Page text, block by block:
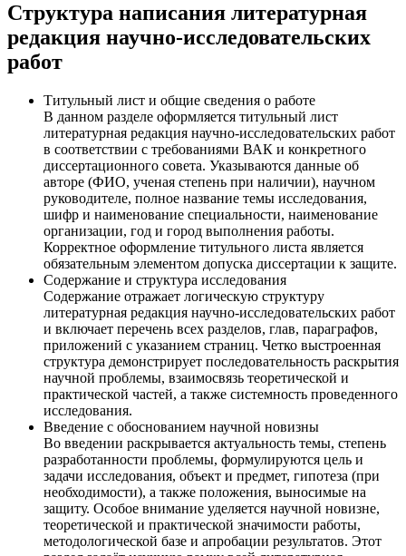
Структура написания литературная
редакция научно-исследовательских
работ
Титульный лист и общие сведения о работе
В данном разделе оформляется титульный лист
литературная редакция научно-исследовательских работ
в соответствии с требованиями ВАК и конкретного
диссертационного совета. Указываются данные об
авторе (ФИО, ученая степень при наличии), научном
руководителе, полное название темы исследования,
шифр и наименование специальности, наименование
организации, год и город выполнения работы.
Корректное оформление титульного листа является
обязательным элементом допуска диссертации к защите.
Содержание и структура исследования
Содержание отражает логическую структуру
литературная редакция научно-исследовательских работ
и включает перечень всех разделов, глав, параграфов,
приложений с указанием страниц. Четко выстроенная
структура демонстрирует последовательность раскрытия
научной проблемы, взаимосвязь теоретической и
практической частей, а также системность проведенного
исследования.
Введение с обоснованием научной новизны
Во введении раскрывается актуальность темы, степень
разработанности проблемы, формулируются цель и
задачи исследования, объект и предмет, гипотеза (при
необходимости), а также положения, выносимые на
защиту. Особое внимание уделяется научной новизне,
теоретической и практической значимости работы,
методологической базе и апробации результатов. Этот